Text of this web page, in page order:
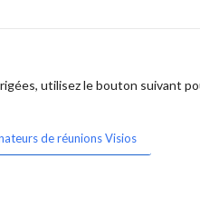
utilisez le bouton suivant
de réunions Visios